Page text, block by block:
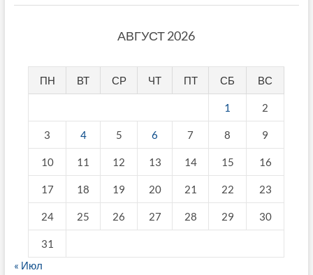
АВГУСТ 2026
ПН ВТ СР ЧТ ПТ СБ ВС
1 2
3 4 5 6 7 8 9
10 11 12 13 14 15 16
17 18 19 20 21 22 23
24 25 26 27 28 29 30
31
« Июл